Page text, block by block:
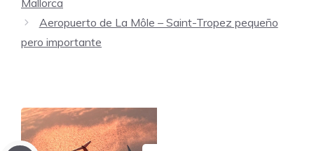
Mallorca
Aeropuerto de La Môle – Saint-Tropez pequeño
pero importante